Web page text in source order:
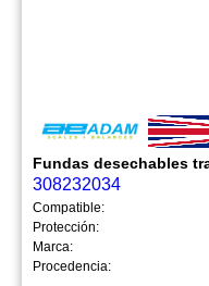
Fundas desechables
308232034
Compatible:
Protección:
Marca:
Procedencia: